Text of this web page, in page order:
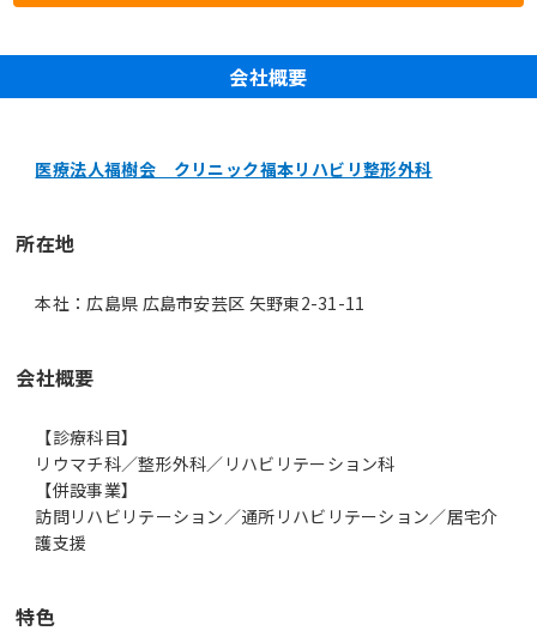
会社概要
医療法人福樹会 クリニック福本リハビリ整形外科
所在地
本社：広島県 広島市安芸区 矢野東2-31-11
会社概要
【診療科目】
リウマチ科／整形外科／リハビリテーション科
【併設事業】
訪問リハビリテーション／通所リハビリテーション／居宅介
護支援
特色